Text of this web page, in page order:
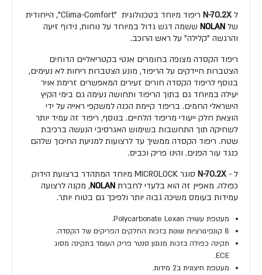
ל N-70.2X
ריפוד מיוחד בטכנולוגית "Clima-Comfort", הייחודית
של NOLAN ששמה דגש גדול במיוחד על נוחות, נידוף זיעה
והרגשה "קלילה" על ראש הרוכב.
ריפוד הקסדה מצופה בחומרים אנטי בקטריאליים הדוחים
הצטברות חיידקים על הריפוד, מונע הצטברות ריחות לא נעימים,
בנוסף לריפוד הקסדה חורים זעירים המאפשרים זרימת אויר
יעילה במיוחד גם בתוך הריפוד ותחושה נעימה גם בימי הקיץ
הישראלי החמים. בריפוד קיימת הכנה למשקפי ראייה על ידי
הוצאת חלק ייעודי מריפוד הלחיים. בנוסף, ריפוד זה עמיד יותר
לשחיקה תוך התחשבות בשימוש האגרסיבי הנעשה ברכיבת
שטח. ריפוד הקסדה ממשיך עד לרצועות למניעת החיכוך שלהם
כנגד עור הפנים. והינו פריק וכביס.
ל - N-70.2X
סוגר MICROLOCK מיוחד המתהדר ברצועת הידוק
כפולה. מאפיין זה הוא בלעדי לחברת NOLAN, מקנה לרצועה
עמידות בעומס משיכה גבוה יותר ולפיכך גם בטוח יותר.
מעטפת עשויה Polycarbonate Lexan.
8 קונפיגורציות שונות בזכות החלקים הפריקים של הקסדה.
תקינה כפולה בזכות מנגנון סנטר פריק העומד בתקינה מסוג
ECE.
מעטפת חיצונית ב2 מידות.